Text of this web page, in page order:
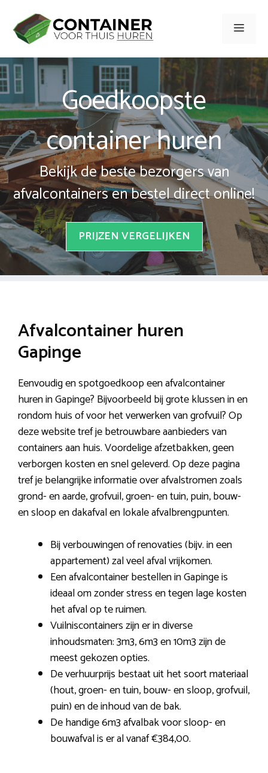
naar
inhoud
Menu
Goedkoopste
container huren
Bekijk de beste bezorgers van
afvalcontainers en bestel direct online!
PRIJZEN VERGELIJKEN
Afvalcontainer huren
Gapinge
Eenvoudig en spotgoedkoop een afvalcontainer
huren in Gapinge? Bijvoorbeeld bij grote klussen in en
rondom huis of voor het verwerken van grofvuil? Op
deze website tref je betrouwbare aanbieders van
containers aan huis. Voordelige afzetbakken, geen
verborgen kosten en snel geleverd. Op deze pagina
tref je belangrijke informatie over afvalstromen zoals
grond- en aarde, grofvuil, groen- en tuin, puin, bouw-
en sloop en dakafval en lokale afvalbrengpunten.
Bij verbouwingen of renovaties (bijv. in een
appartement) zal veel afval vrijkomen.
Een afvalcontainer bestellen in Gapinge is
ideaal om zonder stress en tegen lage kosten
het afval op te ruimen.
Vuilniscontainers zijn er in diverse
inhoudsmaten: 3m3, 6m3 en 10m3 zijn de
meest gekozen opties.
De verhuurprijs bestaat uit het soort materiaal
(hout, groen- en tuin, bouw- en sloop, grofvuil,
puin) en de inhoud van de bak.
De handige 6m3 afvalbak voor sloop- en
bouwafval is er al vanaf €384,00.